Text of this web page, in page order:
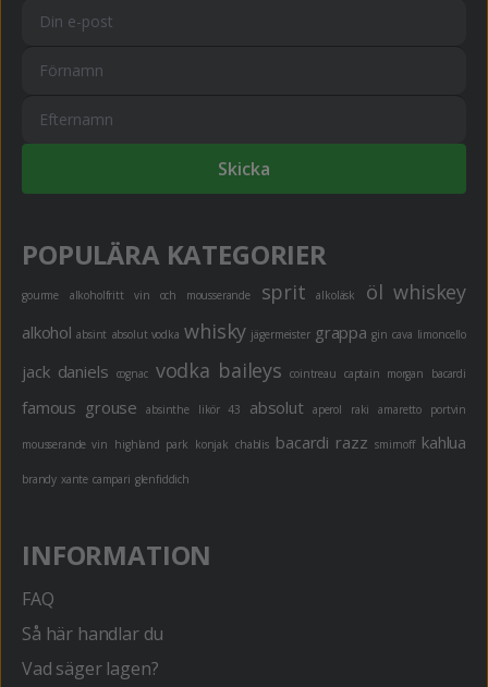
Skicka
POPULÄRA KATEGORIER
gourme alkoholfritt vin och mousserande sprit alkoläsk öl whiskey
alkohol absint absolut vodka whisky jägermeister grappa gin cava limoncello
jack daniels cognac vodka baileys cointreau captain morgan bacardi
famous grouse absinthe likör 43 absolut aperol raki amaretto portvin
mousserande vin highland park konjak chablis bacardi razz smirnoff kahlua
brandy xante campari glenfiddich
INFORMATION
FAQ
Så här handlar du
Vad säger lagen?